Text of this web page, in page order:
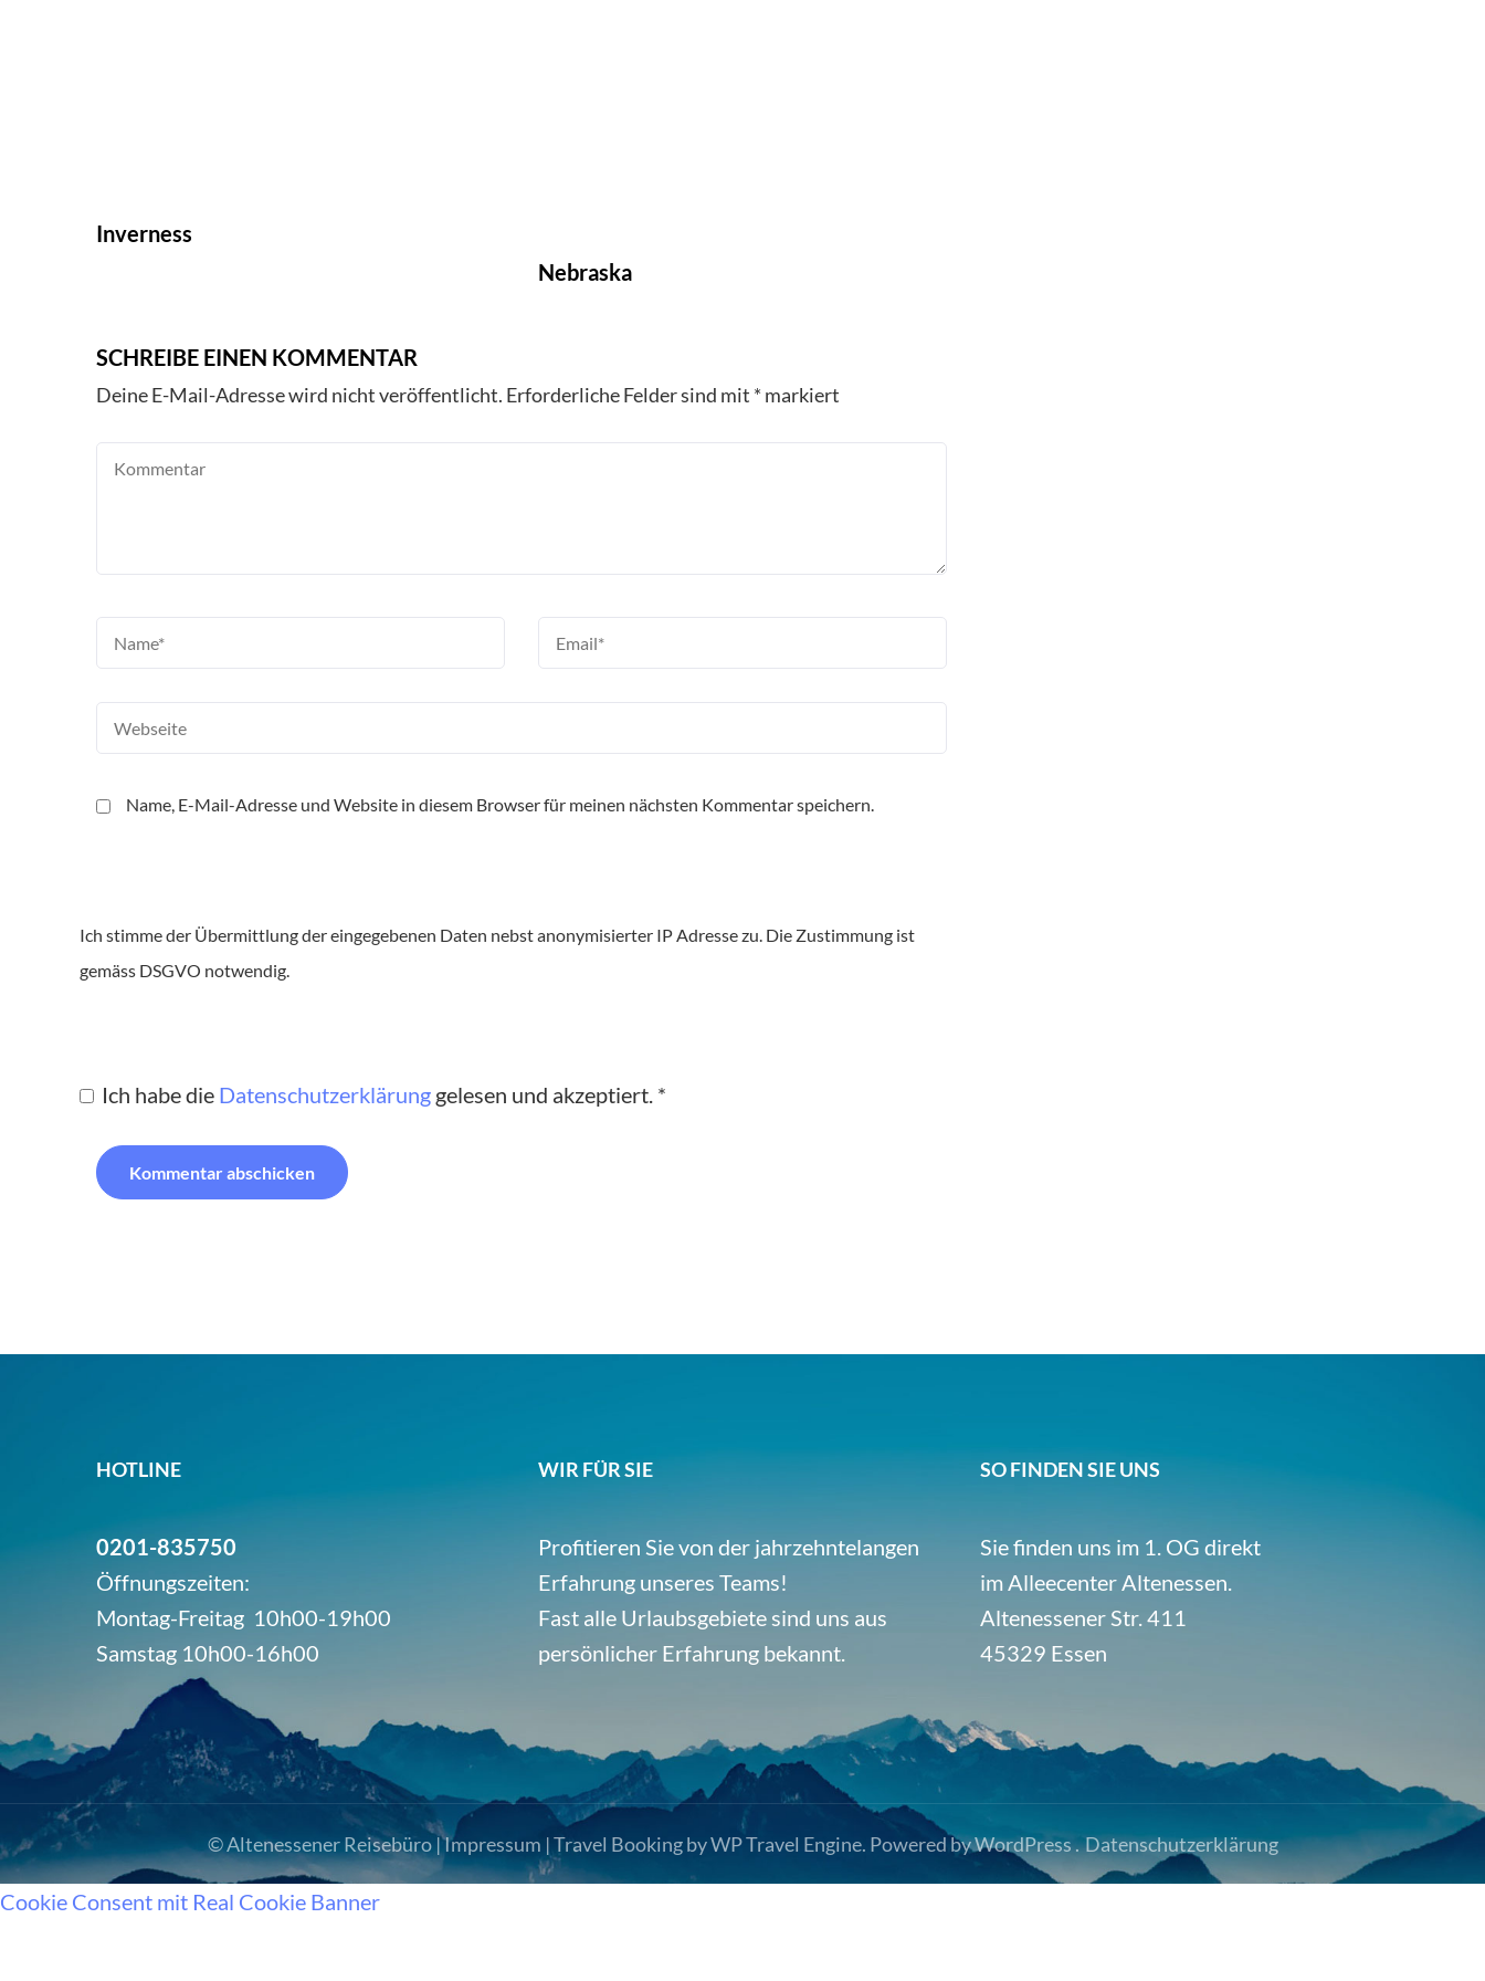
Inverness
Nebraska
SCHREIBE EINEN KOMMENTAR
Deine E-Mail-Adresse wird nicht veröffentlicht. Erforderliche Felder sind mit * markiert
Name, E-Mail-Adresse und Website in diesem Browser für meinen nächsten Kommentar speichern.
Ich stimme der Übermittlung der eingegebenen Daten nebst anonymisierter IP Adresse zu. Die Zustimmung ist
gemäss DSGVO notwendig.
Ich habe die Datenschutzerklärung gelesen und akzeptiert. *
HOTLINE
0201-835750
Öffnungszeiten:
Montag-Freitag 10h00-19h00
Samstag 10h00-16h00
WIR FÜR SIE
Profitieren Sie von der jahrzehntelangen
Erfahrung unseres Teams!
Fast alle Urlaubsgebiete sind uns aus
persönlicher Erfahrung bekannt.
SO FINDEN SIE UNS
Sie finden uns im 1. OG direkt
im Alleecenter Altenessen.
Altenessener Str. 411
45329 Essen
© Altenessener Reisebüro |Impressum |Travel Booking byWP Travel Engine. Powered byWordPress. Datenschutzerklärung
Cookie Consent mit Real Cookie Banner